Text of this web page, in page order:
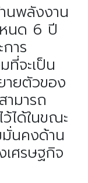
นพลังงาน
นด 6 ปี
าร
จะเป็น
ายตัวของ
มารถ
ได้ในขณะ
นคงด้าน
เศรษฐกิจ